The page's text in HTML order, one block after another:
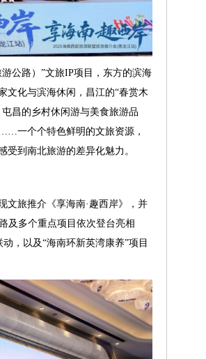
公路）”文旅IP项目，东方的滨海
文化与滨海休闲，昌江的“春赏木
昌的乡村休闲游与美食旅游品
一个个特色鲜明的文旅资源，
到南北旅游的差异化魅力。
文旅推介《享海南·趣西岸》，并
及多个重点项目依次登台亮相
，以及“海南环新英湾康养”项目